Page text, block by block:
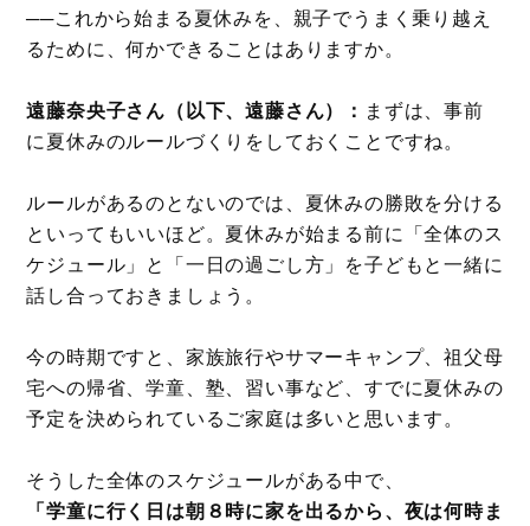
──これから始まる夏休みを、親子でうまく乗り越え
るために、何かできることはありますか。
遠藤奈央子さん（以下、遠藤さん）： まずは、事前
に夏休みのルールづくりをしておくことですね。
ルールがあるのとないのでは、夏休みの勝敗を分ける
といってもいいほど。夏休みが始まる前に「全体のス
ケジュール」と「一日の過ごし方」を子どもと一緒に
話し合っておきましょう。
今の時期ですと、家族旅行やサマーキャンプ、祖父母
宅への帰省、学童、塾、習い事など、すでに夏休みの
予定を決められているご家庭は多いと思います。
そうした全体のスケジュールがある中で、
「学童に行く日は朝８時に家を出るから、夜は何時ま